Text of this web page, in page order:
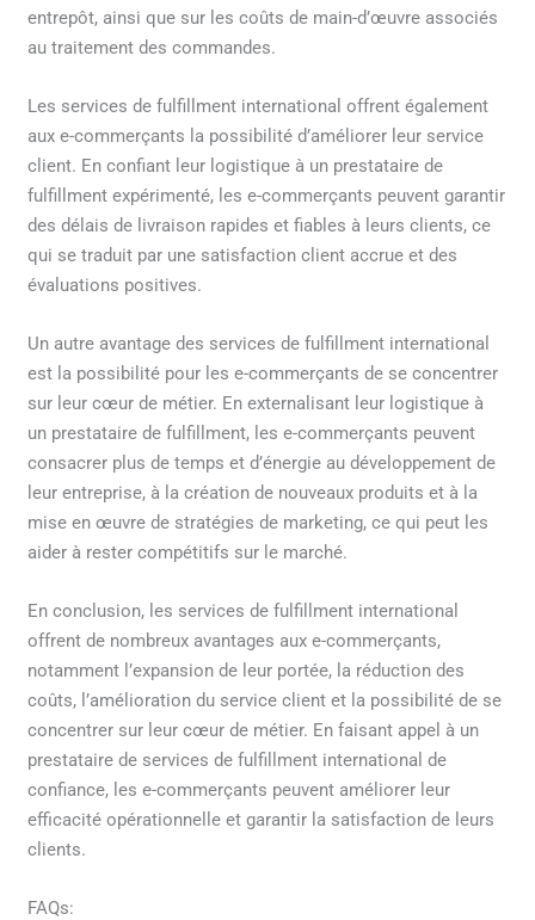
entrepôt, ainsi que sur les coûts de main-d’œuvre associés
au traitement des commandes.
Les services de fulfillment international offrent également
aux e-commerçants la possibilité d’améliorer leur service
client. En confiant leur logistique à un prestataire de
fulfillment expérimenté, les e-commerçants peuvent garantir
des délais de livraison rapides et fiables à leurs clients, ce
qui se traduit par une satisfaction client accrue et des
évaluations positives.
Un autre avantage des services de fulfillment international
est la possibilité pour les e-commerçants de se concentrer
sur leur cœur de métier. En externalisant leur logistique à
un prestataire de fulfillment, les e-commerçants peuvent
consacrer plus de temps et d’énergie au développement de
leur entreprise, à la création de nouveaux produits et à la
mise en œuvre de stratégies de marketing, ce qui peut les
aider à rester compétitifs sur le marché.
En conclusion, les services de fulfillment international
offrent de nombreux avantages aux e-commerçants,
notamment l’expansion de leur portée, la réduction des
coûts, l’amélioration du service client et la possibilité de se
concentrer sur leur cœur de métier. En faisant appel à un
prestataire de services de fulfillment international de
confiance, les e-commerçants peuvent améliorer leur
efficacité opérationnelle et garantir la satisfaction de leurs
clients.
FAQs: